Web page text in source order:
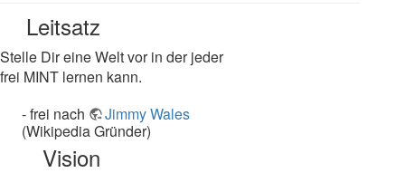
Leitsatz
Stelle Dir eine Welt vor in der jeder
frei MINT lernen kann.
- frei nach
Jimmy Wales
(Wikipedia Gründer)
Vision